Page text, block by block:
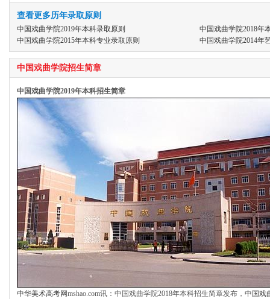
查看更多历年录取原则
中国戏曲学院2019年本科录取原则
中国戏曲学院2018年
中国戏曲学院2015年本科专业录取原则
中国戏曲学院2014年
中国戏曲学院招生简章
中国戏曲学院2019年本科招生简章
中华美术高考网mshao.com讯：中国戏曲学院2018年本科招生简章发布， 中国戏